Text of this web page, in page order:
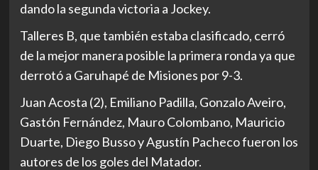
dando la segunda victoria a Jockey.
Talleres B, que también estaba clasificado, cerró
de la mejor manera posible la primera ronda ya que
derrotó a Garuhapé de Misiones por 9-3.
Juan Acosta (2), Emiliano Padilla, Gonzalo Aveiro,
Gastón Fernández, Mauro Colombano, Mauricio
Duarte, Diego Busso y Agustín Pacheco fueron los
autores de los goles del Matador.